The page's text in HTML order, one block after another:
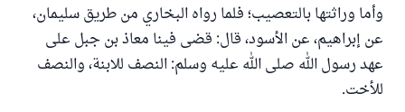
وأما وراثتها بالتعصيب؛ فلما رواه البخاري من طريق سليمان،
عن إبراهيم، عن الأسود، قال: قضى فينا معاذ بن جبل على
عهد رسول الله صلى الله عليه وسلم: النصف للابنة، والنصف
للأخت.